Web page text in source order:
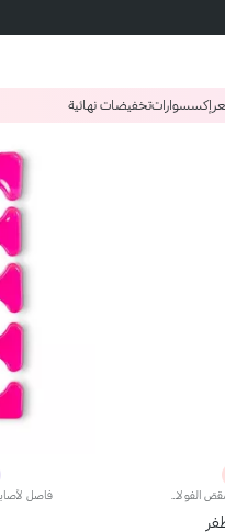
إكسسواراتتخفيضات نهائية
مقصّ فولاذي مع شفرات دقيقةإليك هذا المقصّ الفولاذي الاحترافي مع شفرات دقيقة لإزالة منابت الأظافر السميكة والتي يصعب الوصول إليها.